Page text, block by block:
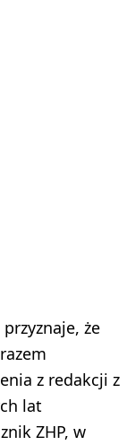
że
z redakcji z
lat
ZHP, w